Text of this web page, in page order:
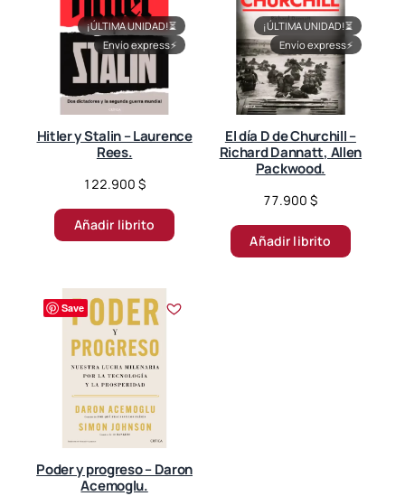
¡ÚLTIMA UNIDAD!⏳
Envío express⚡
Hitler y Stalin – Laurence
Rees.
122.900$
Añadir librito
¡ÚLTIMA UNIDAD!⏳
Envío express⚡
El día D de Churchill –
Richard Dannatt, Allen
Packwood.
77.900$
Añadir librito
Save
Poder y progreso – Daron
Acemoglu.